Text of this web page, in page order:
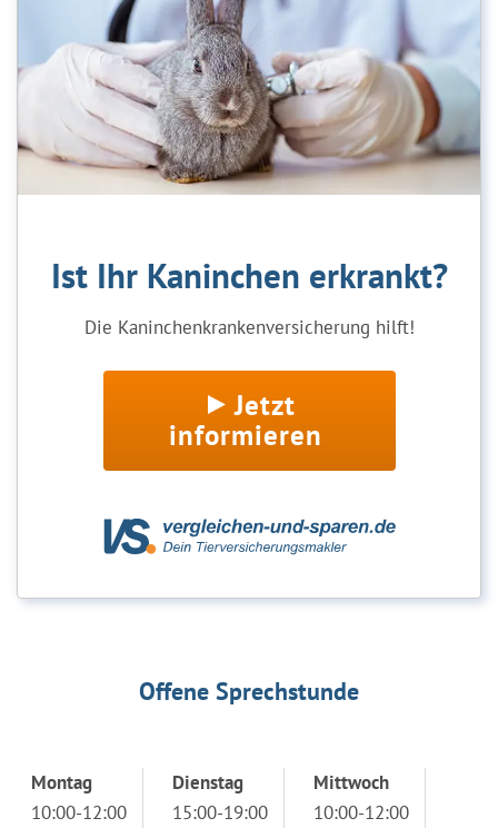
Ist Ihr Kaninchen erkrankt?
Die Kaninchenkrankenversicherung hilft!
Jetzt
informieren
Offene Sprechstunde
Montag
10:00-12:00
Dienstag
15:00-19:00
Mittwoch
10:00-12:00